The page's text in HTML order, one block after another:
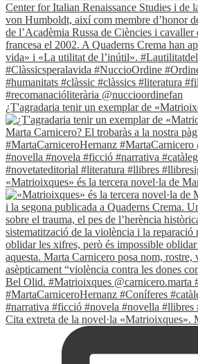
¿T'agradaria tenir un exemplar de
«Matrioixques» és la tercera novel·la de
Cita extreta de la novel·la «Matrioixques».